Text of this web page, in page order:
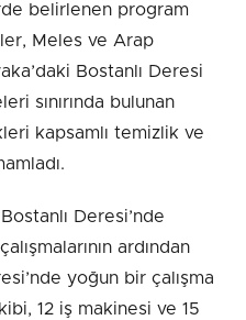
belirlenen program
Meles ve Arap
Bostanlı Deresi
sınırında bulunan
kapsamlı temizlik ve
Deresi’nde
ardından
yoğun bir çalışma
12 iş makinesi ve 15